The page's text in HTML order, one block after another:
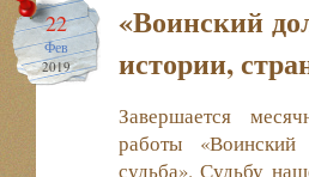
22
Фев
2019
«Воинский
истории,
Завершается
работы
судьба». Судьбу